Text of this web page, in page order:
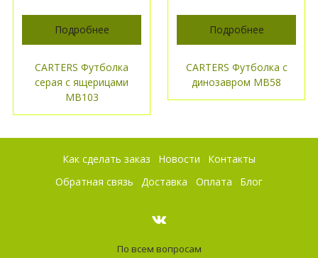
Подробнее
CARTERS Футболка
серая с ящерицами
МВ103
Подробнее
CARTERS Футболка с
динозавром МВ58
Как сделать заказ Новости
Контакты
Обратная связь
Доставка Оплата Блог
По всем вопросам